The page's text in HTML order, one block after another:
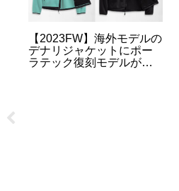
【2023FW】海外モデルの
デナリジャケットにポー
ラテック復刻モデルが今